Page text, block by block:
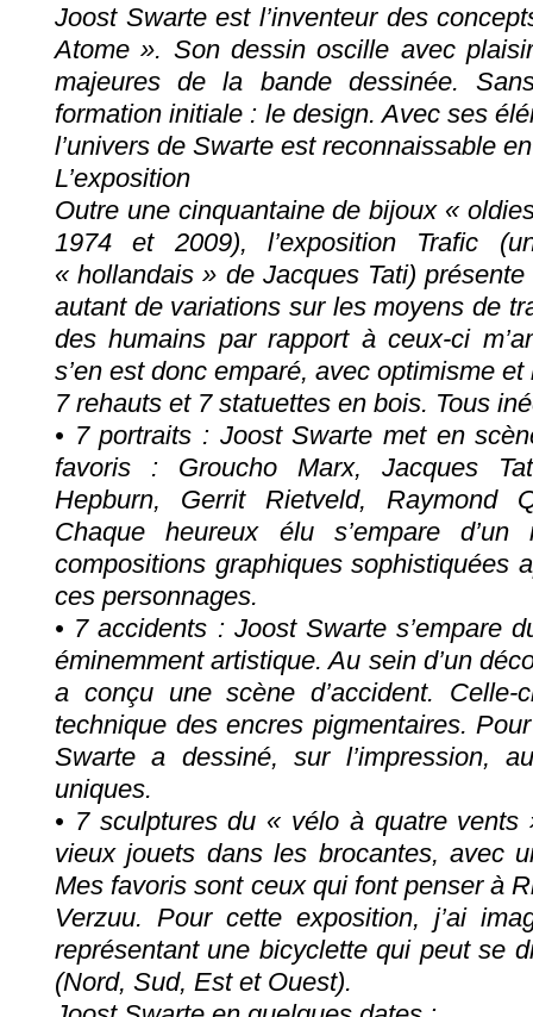
Joost Swarte est l’inventeur des
Atome ». Son dessin oscille avec
majeures de la bande dessinée.
formation initiale : le design. Avec ses
l’univers de Swarte est reconnaissable
L’exposition
Outre une cinquantaine de bijoux «
1974 et 2009), l’exposition Trafic
« hollandais » de Jacques Tati)
autant de variations sur les moyens de
des humains par rapport à ceux-ci
s’en est donc emparé, avec optimisme
7 rehauts et 7 statuettes en bois. Tous
• 7 portraits : Joost Swarte met en
favoris : Groucho Marx, Jacques
Hepburn, Gerrit Rietveld, Raymond
Chaque heureux élu s’empare
compositions graphiques sophistiquées
ces personnages.
• 7 accidents : Joost Swarte s’empare
éminemment artistique. Au sein d’un
a conçu une scène d’accident.
technique des encres pigmentaires.
Swarte a dessiné, sur l’impression,
uniques.
• 7 sculptures du « vélo à quatre
vieux jouets dans les brocantes, avec
Mes favoris sont ceux qui font penser à
Verzuu. Pour cette exposition, j’ai
représentant une bicyclette qui peut se
(Nord, Sud, Est et Ouest).